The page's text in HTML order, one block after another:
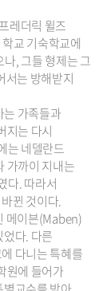
레더릭 윌즈
교 기숙학교에
, 그들 형제는 그
서는 방해받지
는 가족들과
지는 다시
는 네델란드
가까이 지내는
다. 따라서
뀐 것이다.
메이븐(Maben)
다. 다른
다니는 특혜를
원에 들어가